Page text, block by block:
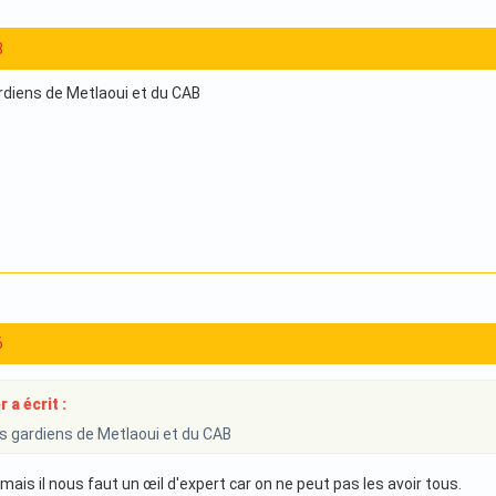
de Metlaoui et du CAB
a écrit :
gardiens de Metlaoui et du CAB
il nous faut un œil d'expert car on ne peut pas les avoir tous.